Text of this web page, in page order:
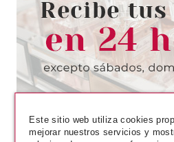
RALPH LAUREN
BLUE EDT 50
Pvr 69.00€
-65%
Este sitio web utiliza cookies
mejorar nuestros servicios y